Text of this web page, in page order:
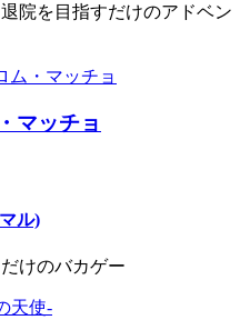
院を目指すだけのアドベン
マッチョ
ル)
けのバカゲー